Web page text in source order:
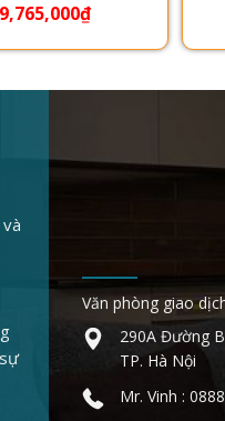
9,765,000₫
Văn phòng giao
290A Đường
TP. Hà Nội
Mr. Vinh :